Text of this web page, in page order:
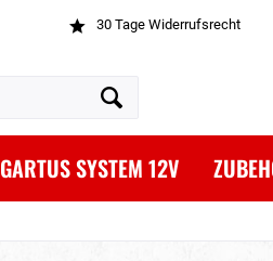
30 Tage Widerrufsrecht
GARTUS SYSTEM 12V